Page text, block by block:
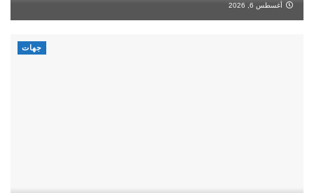
أغسطس 6, 2026
جهات